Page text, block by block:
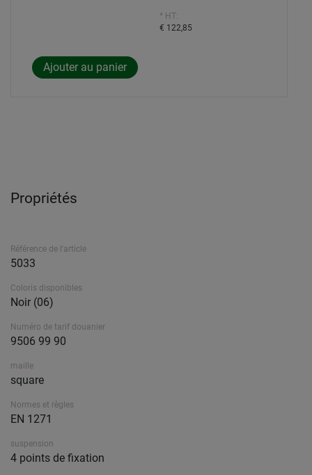
* HT:
€ 122,85
Propriétés
Référence de l'article
5033
Coloris disponibles
Noir (06)
Numéro de tarif douanier
9506 99 90
maille
square
Normes et règles
EN 1271
suspension
4 points de fixation